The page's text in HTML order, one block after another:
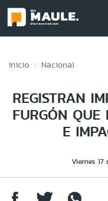
Inicio Nacional
REGISTRAN
FURGÓN QUE
E
Viernes 17